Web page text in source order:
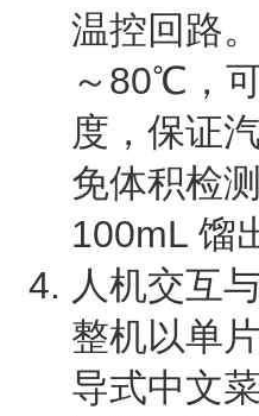
温控回路
～80℃，
度，保证
免体积检
100mL 馏
人机交互
整机以单
导式中文